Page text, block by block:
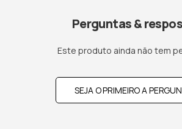
Perguntas &
Este produto ainda não tem
SEJA O PRIMEIRO A